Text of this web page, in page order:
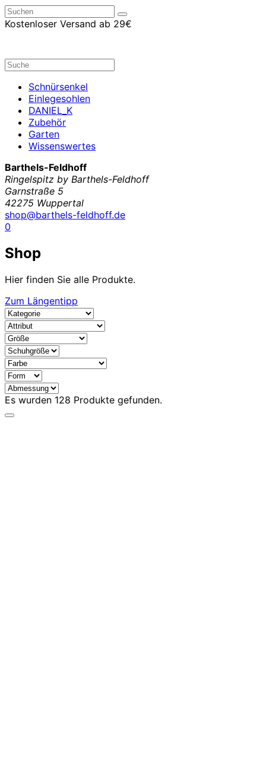
Kostenloser Versand ab 29€
Schnürsenkel
Einlegesohlen
DANIEL_K
Zubehör
Garten
Wissenswertes
Barthels-Feldhoff
Ringelspitz by Barthels-Feldhoff
Garnstraße 5
42275 Wuppertal
shop@barthels-feldhoff.de
0
Shop
Hier finden Sie alle Produkte.
Zum Längentipp
Es wurden 128 Produkte gefunden.